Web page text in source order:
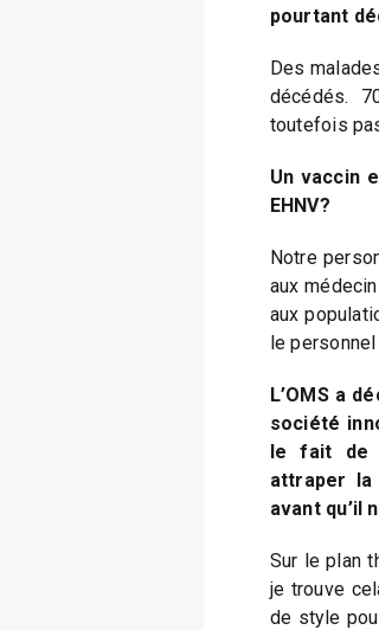
pourtant
Des
décédés.
toutefois
Un vaccin
EHNV?
Notre
aux
aux
le
L’OMS a
société
le fait de
attraper la
avant qu’il
Sur le plan
je trouve
de style